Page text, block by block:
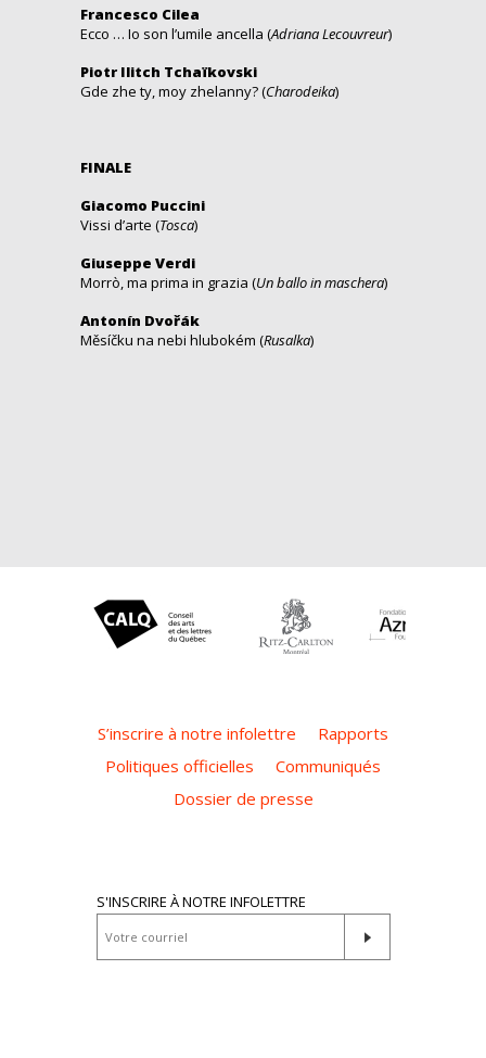
Francesco Cilea
Ecco … Io son l’umile ancella (Adriana Lecouvreur)
Piotr Ilitch Tchaïkovski
Gde zhe ty, moy zhelanny? (Charodeika)
FINALE
Giacomo Puccini
Vissi d’arte (Tosca)
Giuseppe Verdi
Morrò, ma prima in grazia (Un ballo in maschera)
Antonín Dvořák
Měsíčku na nebi hlubokém (Rusalka)
S’inscrire à notre infolettre
Rapports
Politiques officielles
Communiqués
Dossier de presse
S'INSCRIRE À NOTRE INFOLETTRE